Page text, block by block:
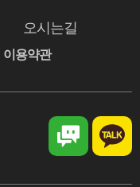
오시는길
이용약관